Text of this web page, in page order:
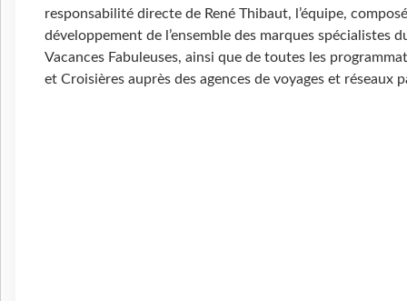
responsabilité directe de René Thibaut, l’équipe,
développement de l’ensemble des marques
Vacances Fabuleuses, ainsi que de toutes les
et Croisières auprès des agences de voyages et